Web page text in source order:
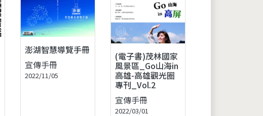
澎湖智慧導覽手冊
宣傳手冊
2022/11/05
(電子書)茂林國家
風景區_Go山海in
高雄-高雄觀光圈
專刊_Vol.2
宣傳手冊
2022/03/01